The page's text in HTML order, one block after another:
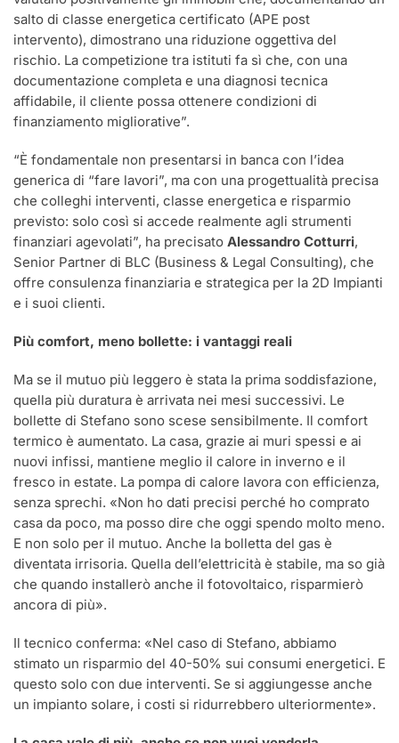
salto di classe energetica certificato (APE post
intervento), dimostrano una riduzione oggettiva del
rischio. La competizione tra istituti fa sì che, con una
documentazione completa e una diagnosi tecnica
affidabile, il cliente possa ottenere condizioni di
finanziamento migliorative”.
“È fondamentale non presentarsi in banca con l’idea
generica di “fare lavori”, ma con una progettualità precisa
che colleghi interventi, classe energetica e risparmio
previsto: solo così si accede realmente agli strumenti
finanziari agevolati”, ha precisato Alessandro Cotturri,
Senior Partner di BLC (Business & Legal Consulting), che
offre consulenza finanziaria e strategica per la 2D Impianti
e i suoi clienti.
Più comfort, meno bollette: i vantaggi reali
Ma se il mutuo più leggero è stata la prima soddisfazione,
quella più duratura è arrivata nei mesi successivi. Le
bollette di Stefano sono scese sensibilmente. Il comfort
termico è aumentato. La casa, grazie ai muri spessi e ai
nuovi infissi, mantiene meglio il calore in inverno e il
fresco in estate. La pompa di calore lavora con efficienza,
senza sprechi. «Non ho dati precisi perché ho comprato
casa da poco, ma posso dire che oggi spendo molto meno.
E non solo per il mutuo. Anche la bolletta del gas è
diventata irrisoria. Quella dell’elettricità è stabile, ma so già
che quando installerò anche il fotovoltaico, risparmierò
ancora di più».
Il tecnico conferma: «Nel caso di Stefano, abbiamo
stimato un risparmio del 40-50% sui consumi energetici. E
questo solo con due interventi. Se si aggiungesse anche
un impianto solare, i costi si ridurrebbero ulteriormente».